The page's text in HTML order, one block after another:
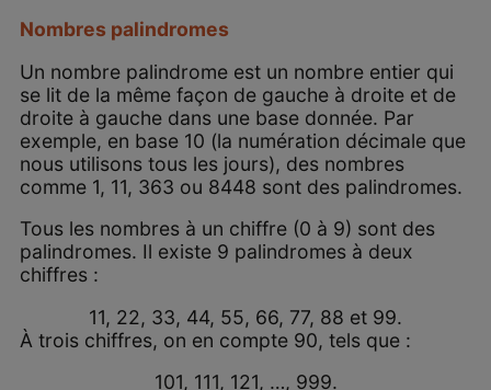
Nombres palindromes
Un nombre palindrome est un nombre entier qui
se lit de la même façon de gauche à droite et de
droite à gauche dans une base donnée. Par
exemple, en base 10 (la numération décimale que
nous utilisons tous les jours), des nombres
comme 1, 11, 363 ou 8448 sont des palindromes.
Tous les nombres à un chiffre (0 à 9) sont des
palindromes. Il existe 9 palindromes à deux
chiffres :
11, 22, 33, 44, 55, 66, 77, 88 et 99.
À trois chiffres, on en compte 90, tels que :
101, 111, 121, …, 999.